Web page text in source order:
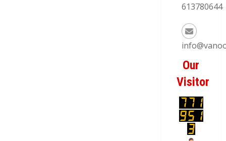
613780644
Our
Visitor